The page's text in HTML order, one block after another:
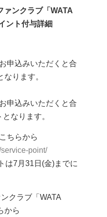
ンクラブ「WATA
ント付与詳細
申込みいただくと合
ります。
申込みいただくと合
なります。
ちらから
point/
は7月31日(金)までに
クラブ「WATA
から